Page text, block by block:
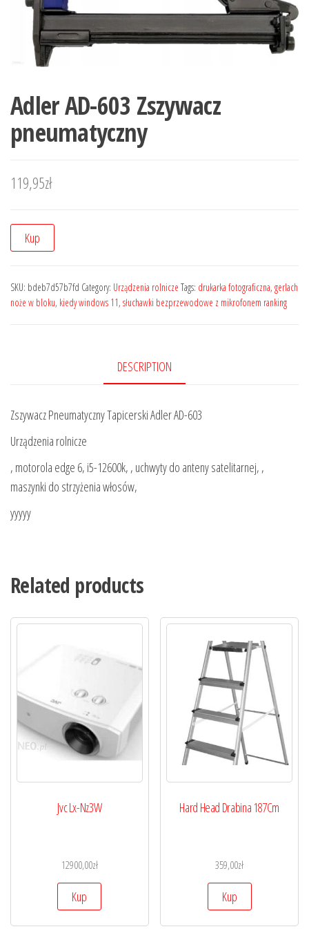
Adler AD-603 Zszywacz
pneumatyczny
119,95zł
Kup
SKU: bdeb7d57b7fd Category: Urządzenia rolnicze Tags: drukarka fotograficzna, gerlach
noże w bloku, kiedy windows 11, słuchawki bezprzewodowe z mikrofonem ranking
DESCRIPTION
Zszywacz Pneumatyczny Tapicerski Adler AD-603
Urządzenia rolnicze
, motorola edge 6, i5-12600k, , uchwyty do anteny satelitarnej, ,
maszynki do strzyżenia włosów,
yyyyy
Related products
Jvc Lx-Nz3W
12900,00zł
Kup
Hard Head Drabina 187Cm
359,00zł
Kup